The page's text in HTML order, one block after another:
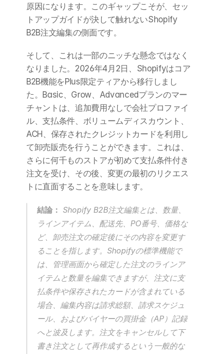
原因になります。このギャップこそが、セッ
トアップガイドが決して触れないShopify
B2B注文編集の側面です。
そして、これは一部のニッチな懸念ではなく
なりました。2026年4月2日、Shopifyはコア
B2B機能をPlus限定ティアから移行しまし
た。Basic、Grow、Advancedプランのマー
チャントは、追加費用なしで会社プロファイ
ル、支払条件、ボリュームディスカウント、
ACH、保存されたクレジットカードを利用し
て卸売販売を行うことができます。これは、
さらに何千ものストアが初めて支払条件付き
注文を受け、その後、変更の最初のリクエス
トに直面することを意味します。
結論： Shopify B2B注文編集とは、数量、
ラインアイテム、配送先、PO番号、価格な
ど、卸売注文の確定後にその内容を変更す
ることを指します。Shopifyの標準機能で
は、管理画面から確定した注文のラインア
イテムと数量を編集できますが、注文に支
払条件や保存されたカードが含まれている
場合、編集内容は請求総額、請求スケジュ
ール、およびバイヤーの買掛金（AP）記録
へと波及します。注文をキャンセルして下
書き注文として再作成するという一般的な